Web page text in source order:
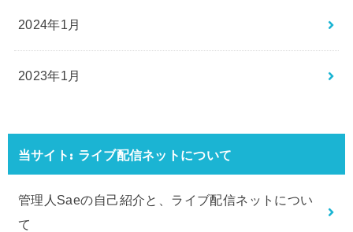
2024年1月
2023年1月
当サイト: ライブ配信ネットについて
管理人Saeの自己紹介と、ライブ配信ネットについ
て